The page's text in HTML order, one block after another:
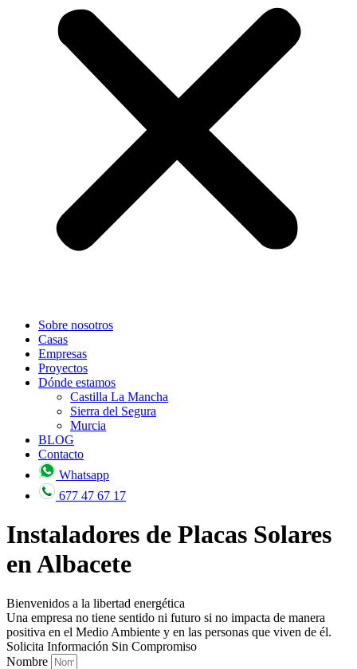
Sobre nosotros
Casas
Empresas
Proyectos
Dónde estamos
Castilla La Mancha
Sierra del Segura
Murcia
BLOG
Contacto
Whatsapp
677 47 67 17
Instaladores de Placas Solares
en Albacete
Bienvenidos a la libertad energética
Una empresa no tiene sentido ni futuro si no impacta de manera
positiva en el Medio Ambiente y en las personas que viven de él.
Solicita Información Sin Compromiso
Nombre